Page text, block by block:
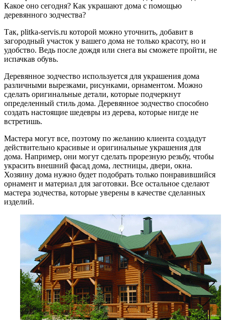
Какое оно сегодня? Как украшают дома с помощью
деревянного зодчества?
Так, plitka-servis.ru которой можно уточнить, добавит в
загородный участок у вашего дома не только красоту, но и
удобство. Ведь после дождя или снега вы сможете пройти, не
испачкав обувь.
Деревянное зодчество используется для украшения дома
различными вырезками, рисунками, орнаментом. Можно
сделать оригинальные детали, которые подчеркнут
определенный стиль дома. Деревянное зодчество способно
создать настоящие шедевры из дерева, которые нигде не
встретишь.
Мастера могут все, поэтому по желанию клиента создадут
действительно красивые и оригинальные украшения для
дома. Например, они могут сделать прорезную резьбу, чтобы
украсить внешний фасад дома, лестницы, двери, окна.
Хозяину дома нужно будет подобрать только понравившийся
орнамент и материал для заготовки. Все остальное сделают
мастера зодчества, которые уверены в качестве сделанных
изделий.